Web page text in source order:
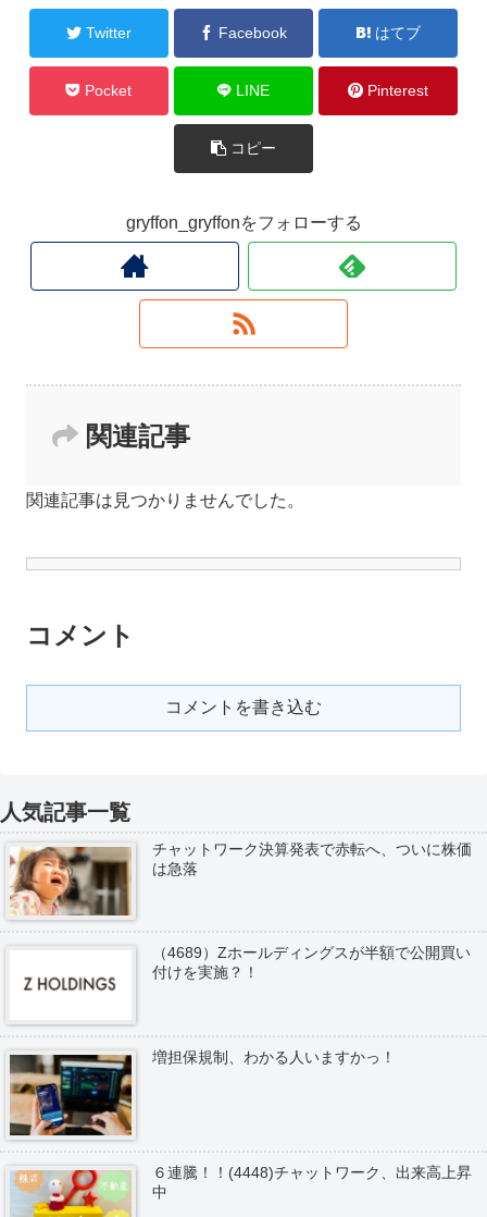
Twitter Facebook はてブ
Pocket LINE Pinterest
コピー
gryffon_gryffonをフォローする
関連記事
関連記事は見つかりませんでした。
コメント
コメントを書き込む
人気記事一覧
チャットワーク決算発表で赤転へ、ついに株価
は急落
（4689）Zホールディングスが半額で公開買い
付けを実施？！
増担保規制、わかる人いますかっ！
６連騰！！(4448)チャットワーク、出来高上昇
中